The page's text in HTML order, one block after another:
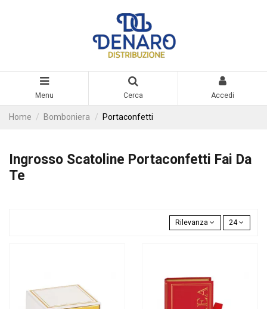
Menu Cerca Accedi
Home Bomboniera Portaconfetti
Ingrosso Scatoline Portaconfetti Fai Da
Te
Rilevanza 24